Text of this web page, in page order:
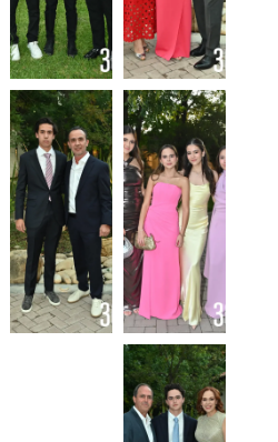
Foto:
Alejandro
Rodríguez
Foto:
Alejandro
Rodríguez
Foto:
Alejandro
Rodríguez